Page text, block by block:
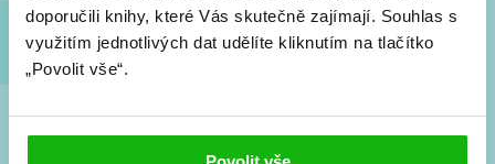
doporučili knihy, které Vás skutečně zajímají. Souhlas s
využitím jednotlivých dat udělíte kliknutím na tlačítko
„Povolit vše“.
Souhlasím spodmínkami zpracování osobních údajů